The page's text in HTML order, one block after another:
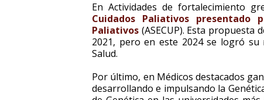
En Actividades de fortalecimiento
Cuidados Paliativos presentado
Paliativos (ASECUP). Esta propuesta
2021, pero en este 2024 se logró
Salud.
Por último, en Médicos destacados
desarrollando e impulsando la